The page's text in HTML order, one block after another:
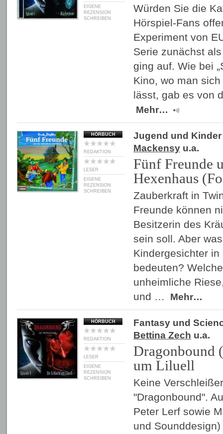
EIGENE
REZENSION
SCHREIBEN
Würden Sie die
Hörspiel-Fans
Experiment von
Serie zunächst
ging auf. Wie bei
Kino, wo man
lässt, gab es von
Mehr…
HÖRBUCH
REDAKTION
LESER
EIGENE
REZENSION
SCHREIBEN
Jugend und Kinder
Mackensy u.a.
Fünf Freunde
Hexenhaus
Zauberkraft in
Freunde können
Besitzerin des
sein soll. Aber
Kindergesichter
bedeuten?
unheimliche
und …
Mehr…
HÖRBUCH
REDAKTION
LESER
EIGENE
REZENSION
SCHREIBEN
Fantasy und
Bettina Zech u.a.
Dragonbound
um Liluell
Keine
"Dragonbound".
Peter Lerf sowie
und